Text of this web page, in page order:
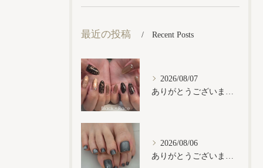
最近の投稿 Recent Posts
2026/08/07
2026/08/06